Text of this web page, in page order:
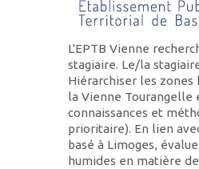
L'EPTB Vienne
stagiaire. Le/la
Hiérarchiser les zones
la Vienne Tourangelle
connaissances et
prioritaire). En lien
basé à Limoges,
humides en matière